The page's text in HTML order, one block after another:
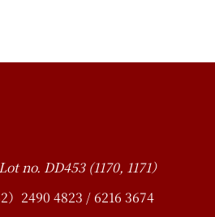
Lot no. DD453 (1170, 1171）
2490 4823 / 6216 3674